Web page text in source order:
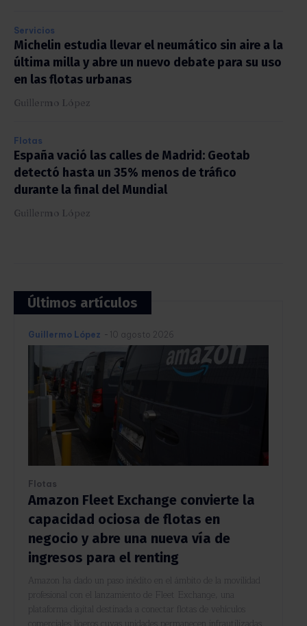
Servicios
Michelin estudia llevar el neumático sin aire a la
última milla y abre un nuevo debate para su uso
en las flotas urbanas
Guillermo López
Flotas
España vació las calles de Madrid: Geotab
detectó hasta un 35% menos de tráfico
durante la final del Mundial
Guillermo López
Últimos artículos
Guillermo López - 10 agosto 2026
Flotas
Amazon Fleet Exchange convierte la
capacidad ociosa de flotas en
negocio y abre una nueva vía de
ingresos para el renting
Amazon ha dado un paso inédito en el ámbito de la movilidad
profesional con el lanzamiento de Fleet Exchange, una
plataforma digital destinada a conectar flotas de vehículos